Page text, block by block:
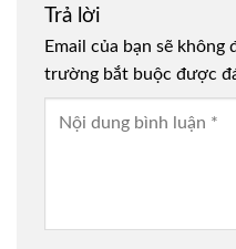
Trả lời
Email của bạn sẽ
trường bắt buộc được